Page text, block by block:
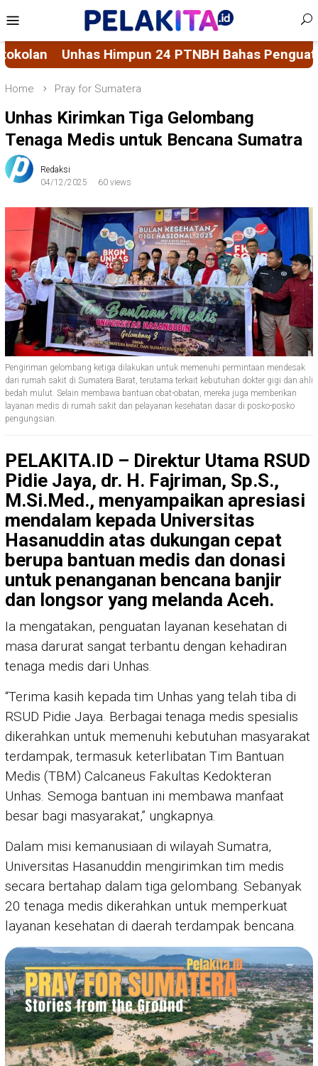
to
content
Menu
PTNBH Bahas Penguatan Sistem Penjaminan
Home Pray for Sumatera
Unhas Kirimkan Tiga Gelombang
Tenaga Medis untuk Bencana Sumatra
Redaksi
04/12/2025
60 views
Pengiriman gelombang ketiga dilakukan untuk memenuhi permintaan mendesak
dari rumah sakit di Sumatera Barat, terutama terkait kebutuhan dokter gigi dan ahli
bedah mulut. Selain membawa bantuan obat-obatan, mereka juga memberikan
layanan medis di rumah sakit dan pelayanan kesehatan dasar di posko-posko
pengungsian.
PELAKITA.ID – Direktur Utama RSUD
Pidie Jaya, dr. H. Fajriman, Sp.S.,
M.Si.Med., menyampaikan apresiasi
mendalam kepada Universitas
Hasanuddin atas dukungan cepat
berupa bantuan medis dan donasi
untuk penanganan bencana banjir
dan longsor yang melanda Aceh.
Ia mengatakan, penguatan layanan kesehatan di
masa darurat sangat terbantu dengan kehadiran
tenaga medis dari Unhas.
“Terima kasih kepada tim Unhas yang telah tiba di
RSUD Pidie Jaya. Berbagai tenaga medis spesialis
dikerahkan untuk memenuhi kebutuhan masyarakat
terdampak, termasuk keterlibatan Tim Bantuan
Medis (TBM) Calcaneus Fakultas Kedokteran
Unhas. Semoga bantuan ini membawa manfaat
besar bagi masyarakat,” ungkapnya.
Dalam misi kemanusiaan di wilayah Sumatra,
Universitas Hasanuddin mengirimkan tim medis
secara bertahap dalam tiga gelombang. Sebanyak
20 tenaga medis dikerahkan untuk memperkuat
layanan kesehatan di daerah terdampak bencana.